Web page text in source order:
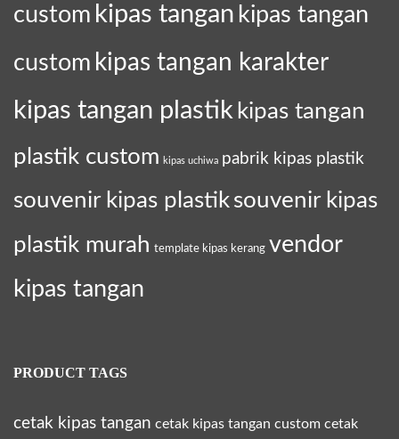
custom kipas tangan kipas tangan
custom kipas tangan karakter
kipas tangan plastik kipas tangan
plastik custom kipas uchiwa pabrik kipas plastik
souvenir kipas plastiksouvenir kipas
plastik murah template kipas kerang vendor
kipas tangan
PRODUCT TAGS
cetak kipas tangan cetak kipas tangan custom cetak